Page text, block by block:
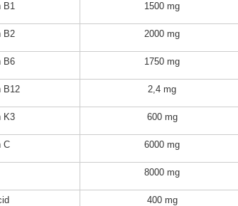
B1 1500 mg
B2 2000 mg
B6 1750 mg
B12 2,4 mg
K3 600 mg
C 6000 mg
8000 mg
400 mg